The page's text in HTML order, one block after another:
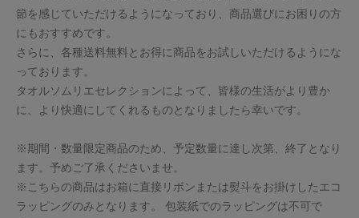
規約
お問い合わせ
節を感じていただけるようになっており、商品選びにお困りの方
にもおすすめです。
さらに、各種送料無料とお得に商品をお試しいただけるようにな
っております。
タオルソムリエセレクションによって、皆様の生活がより豊か
に、より快適にしてくれるものとなりましたら幸いです。
※期間・数量限定商品のため、予定数量に達し次第、終了となり
ます。予めご了承くださいませ。
※こちらの商品はお箱に直接リボンまたは熨斗をお掛けしたエコ
ラッピングのみとなります。 包装紙でのラッピングは不可で